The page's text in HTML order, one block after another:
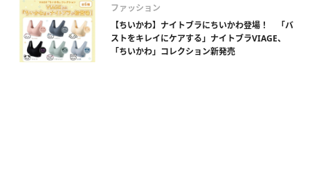
ファッション
【ちいかわ】ナイトブラにちいかわ登場！ 「バ
ストをキレイにケアする」ナイトブラVIAGE、
「ちいかわ」コレクション新発売